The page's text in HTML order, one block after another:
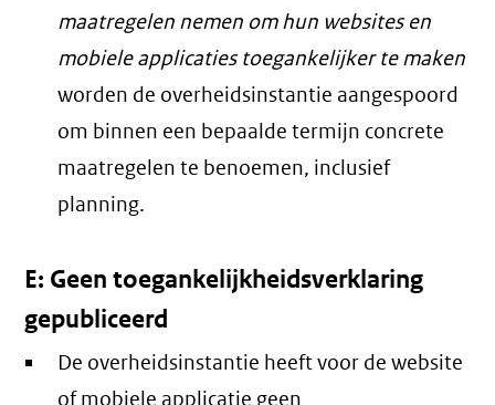
maatregelen nemen om hun websites en
mobiele applicaties toegankelijker te maken
worden de overheidsinstantie aangespoord
om binnen een bepaalde termijn concrete
maatregelen te benoemen, inclusief
planning.
E: Geen toegankelijkheidsverklaring
gepubliceerd
De overheidsinstantie heeft voor de website
of mobiele applicatie geen